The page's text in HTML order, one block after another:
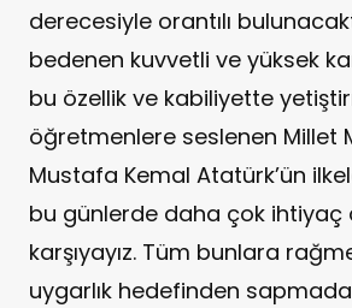
derecesiyle orantılı
bedenen kuvvetli ve yüksek
bu özellik ve kabiliyette
öğretmenlere seslenen Millet
Mustafa Kemal Atatürk’ün
bu günlerde daha çok ihtiyaç
karşıyayız. Tüm bunlara
uygarlık hedefinden